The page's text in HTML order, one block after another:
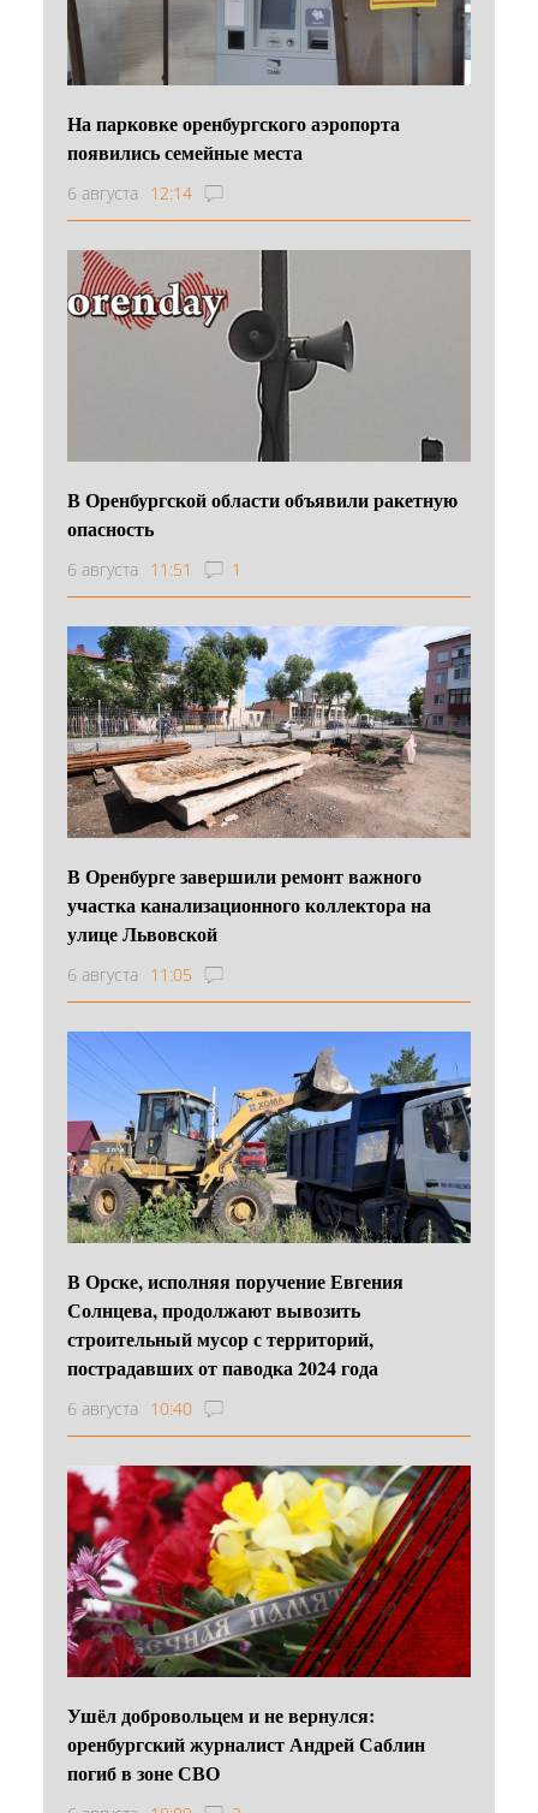
На парковке оренбургского аэропорта
появились семейные места
6 августа 12:14
В Оренбургской области объявили ракетную
опасность
6 августа 11:51 1
В Оренбурге завершили ремонт важного
участка канализационного коллектора на
улице Львовской
6 августа 11:05
В Орске, исполняя поручение Евгения
Солнцева, продолжают вывозить
строительный мусор с территорий,
пострадавших от паводка 2024 года
6 августа 10:40
Ушёл добровольцем и не вернулся:
оренбургский журналист Андрей Саблин
погиб в зоне СВО